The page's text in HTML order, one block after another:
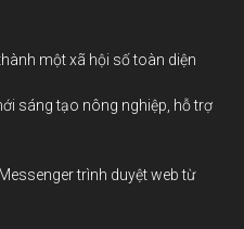
một xã hội số toàn diện
sáng tạo nông nghiệp, hỗ trợ
trình duyệt web từ